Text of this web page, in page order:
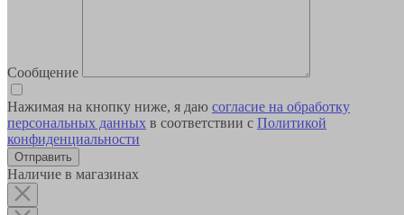
Сообщение
Нажимая на кнопку ниже, я даю согласие на обработку
персональных данных в соответствии с Политикой
конфиденциальности
Наличие в магазинах